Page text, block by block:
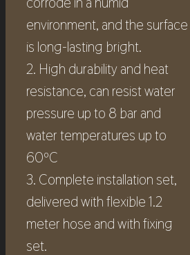
environment, and the surface
is long-lasting bright.
2. High durability and heat
resistance, can resist water
pressure up to 8 bar and
water temperatures up to
60ºC
3. Complete installation set,
delivered with flexible 1.2
meter hose and with fixing
set.